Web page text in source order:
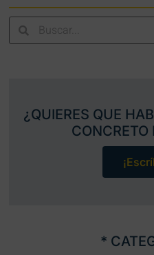
¿QUIERES QUE
CONCRETO
*